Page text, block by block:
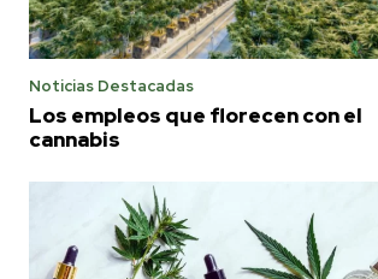
Noticias Destacadas
Los empleos que florecen con el
cannabis